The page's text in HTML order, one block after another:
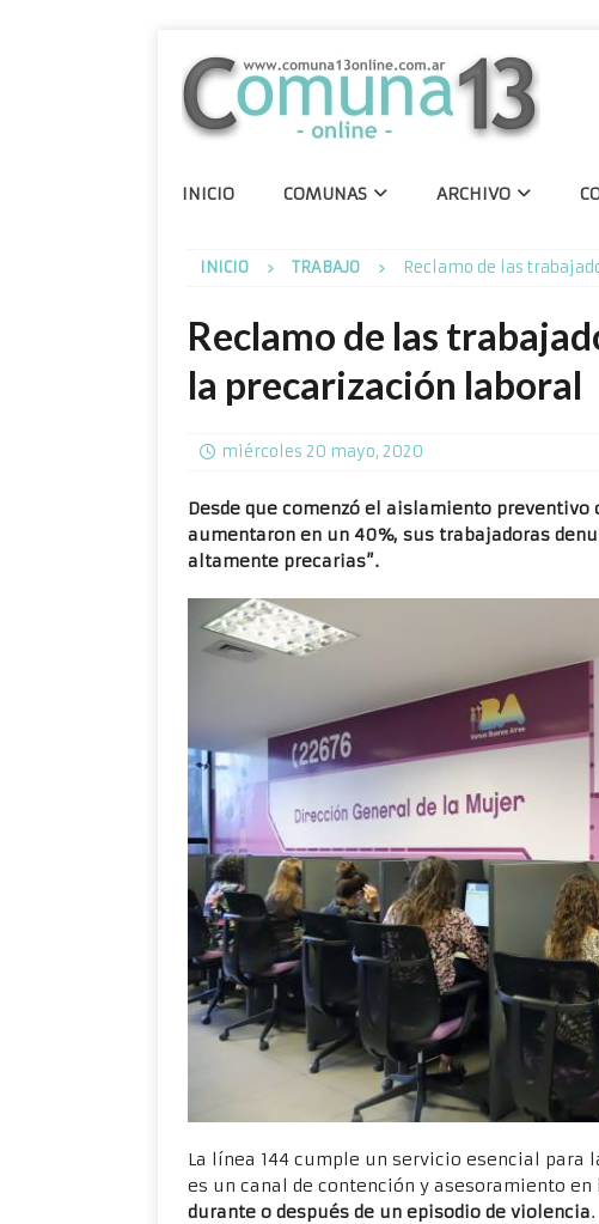
INICIO COMUNAS ARCHIVO
INICIO TRABAJO Reclamo de las
Reclamo de las
la precarización laboral
miércoles 20 mayo, 2020
Desde que comenzó el aislamiento
aumentaron en un 40%, sus trabajadoras
altamente precarias”.
La línea 144 cumple un servicio esencial
es un canal de contención y asesoramiento
durante o después de un episodio de violencia.